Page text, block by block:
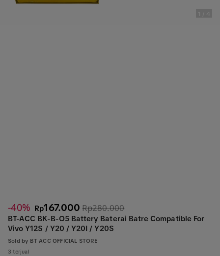
-40% Rp167.000 Rp280.000
BT-ACC BK-B-O5 Battery Baterai Batre Compatible For
Vivo Y12S / Y20 / Y20I / Y20S
Sold by BT ACC OFFICIAL STORE
3 terjual